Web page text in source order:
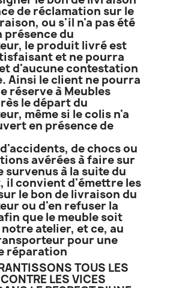
de réclamation sur le
ou s'il n'a pas été
présence du
le produit livré est
et ne pourra
d'aucune contestation
Ainsi le client ne pourra
réserve à Meubles
le départ du
même si le colis n'a
en présence de
d'accidents, de chocs ou
avérées à faire sur
survenus à la suite du
il convient d'émettre les
le bon de livraison du
ou d'en refuser la
que le meuble soit
atelier, et ce, au
pour une
réparation
TOUS LES
LES VICES